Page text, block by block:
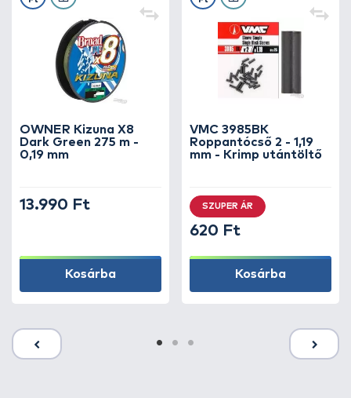
OWNER Kizuna X8
Dark Green 275 m -
0,19 mm
13.990 Ft
Kosárba
VMC 3985BK
Roppantócső 2 - 1,19
mm - Krimp utántöltő
SZUPER ÁR
620 Ft
Kosárba